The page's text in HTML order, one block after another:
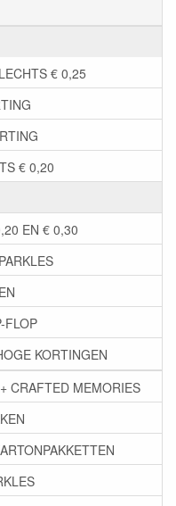
€ 0,25
€ 0,20
EN € 0,30
FLOP
KORTINGEN
CRAFTED MEMORIES